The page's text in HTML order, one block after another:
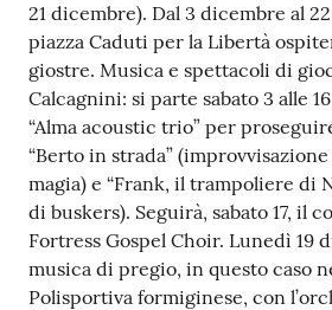
21 dicembre). Dal 3 dicembre al
piazza Caduti per la Libertà
giostre. Musica e spettacoli di
Calcagnini: si parte sabato 3 alle
“Alma acoustic trio” per
“Berto in strada”
magia) e “Frank, il trampoliere di
di buskers). Seguirà, sabato 17, il
Fortress Gospel Choir. Lunedì 19
musica di pregio, in questo caso
Polisportiva formiginese, con